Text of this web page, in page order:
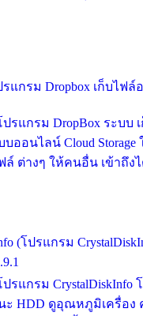
รแกรม Dropbox เก็บไฟ
รแกรม DropBox ระบบ
บออนไลน์ Cloud
ล์ ต่างๆ ให้คนอื่น เข้าถึง
(โปรแกรม
รแกรม CrystalDiskInfo
ะ HDD ดูอุณหภูมิเครื่อง